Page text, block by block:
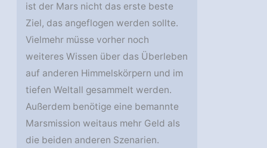
ist der Mars nicht das erste beste
Ziel, das angeflogen werden sollte.
Vielmehr müsse vorher noch
weiteres Wissen über das Überleben
auf anderen Himmelskörpern und im
tiefen Weltall gesammelt werden.
Außerdem benötige eine bemannte
Marsmission weitaus mehr Geld als
die beiden anderen Szenarien.